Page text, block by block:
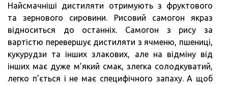
Найсмачніші дистиляти отримують з фруктового
та зернового сировини. Рисовий самогон якраз
відноситься до останніх. Самогон з рису за
вартістю перевершує дистиляти з ячменю, пшениці,
кукурудзи та інших злакових, але на відміну від
інших має дуже м’який смак, злегка солодкуватий,
легко п’ється і не має специфічного запаху. А щоб